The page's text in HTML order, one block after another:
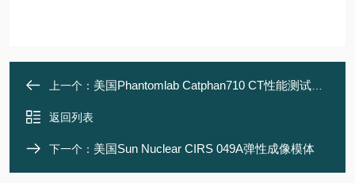
上一个： 美国Phantomlab Catphan710 CT性能测试模体
返回列表
下一个： 美国Sun Nuclear CIRS 049A弹性成像模体